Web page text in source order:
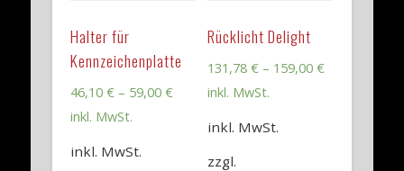
Halter für
Kennzeichenplatte
46,10€ – 59,00€
inkl. MwSt.
inkl. MwSt.
Rücklicht Delight
131,78 €– 159,00 €
inkl. MwSt.
inkl. MwSt.
zzgl.